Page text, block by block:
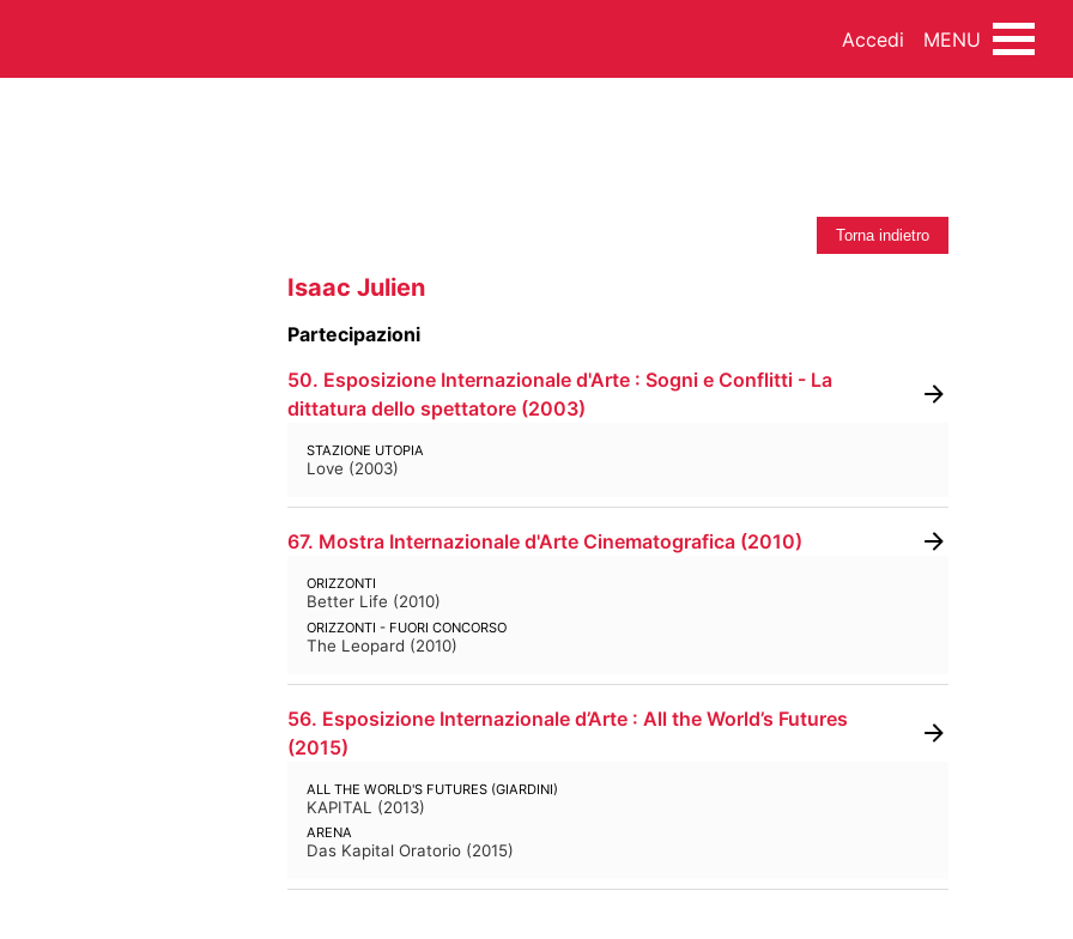
Accedi MENU
MUSICA
ALTRE ATTIVITÀ
CINETECA FONDO ARTISTICO
FOTOTECA
Torna indietro
Isaac Julien
Partecipazioni
50. Esposizione Internazionale d'Arte : Sogni e Conflitti - La
dittatura dello spettatore (2003)
STAZIONE UTOPIA
Love (2003)
67. Mostra Internazionale d'Arte Cinematografica (2010)
ORIZZONTI
Better Life (2010)
ORIZZONTI - FUORI CONCORSO
The Leopard (2010)
56. Esposizione Internazionale d’Arte : All the World’s Futures
(2015)
ALL THE WORLD'S FUTURES (GIARDINI)
KAPITAL (2013)
ARENA
Das Kapital Oratorio (2015)